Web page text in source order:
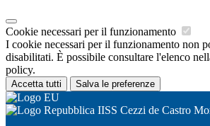
Cookie necessari per il funzionamento
I cookie necessari per il funzionamento non
disabilitati. È possibile consultare l'elenco
policy.
Accetta tutti Salva le preferenze
IISS Cezzi de Castro